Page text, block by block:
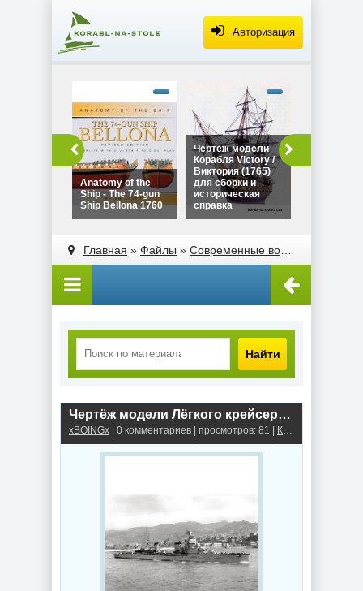
Авторизация
Ship - The 74-gun
Ship Bellona 1760"
height="180">
Anatomy of the
Ship - The 74-gun
Ship Bellona 1760
Виктория (1765)
для сборки и
width="320"
Чертёж модели
Корабля Victory /
Виктория (1765)
для сборки и
историческая
справка
width="320"
Главная » Файлы » Современные военные
Найти
Чертёж модели Лёгкого крейсера Джованни делле Банде Нере / Light cruiser Giovanni dalle Bande Nere (1930) для сборки и историческая справка
xBOINGx | 0 комментариев | просмотров: 81 | Крейсеры